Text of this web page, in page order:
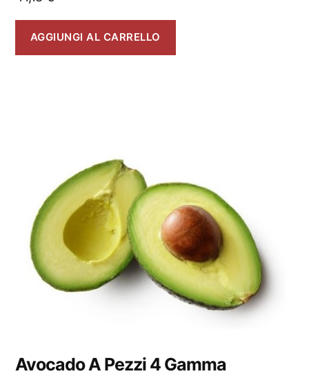
AGGIUNGI AL CARRELLO
Avocado A Pezzi 4 Gamma